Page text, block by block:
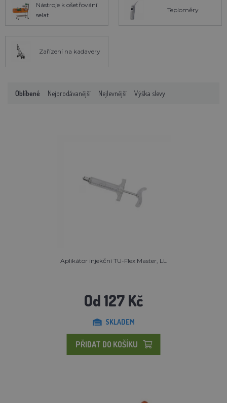
Nástroje k ošetřování
selat
Teploměry
Zařízení na kadavery
Oblíbené Nejprodávanější Nejlevnější Výška slevy
Aplikátor injekční TU-Flex Master, LL
Od 127 Kč
SKLADEM
PŘIDAT DO KOŠÍKU